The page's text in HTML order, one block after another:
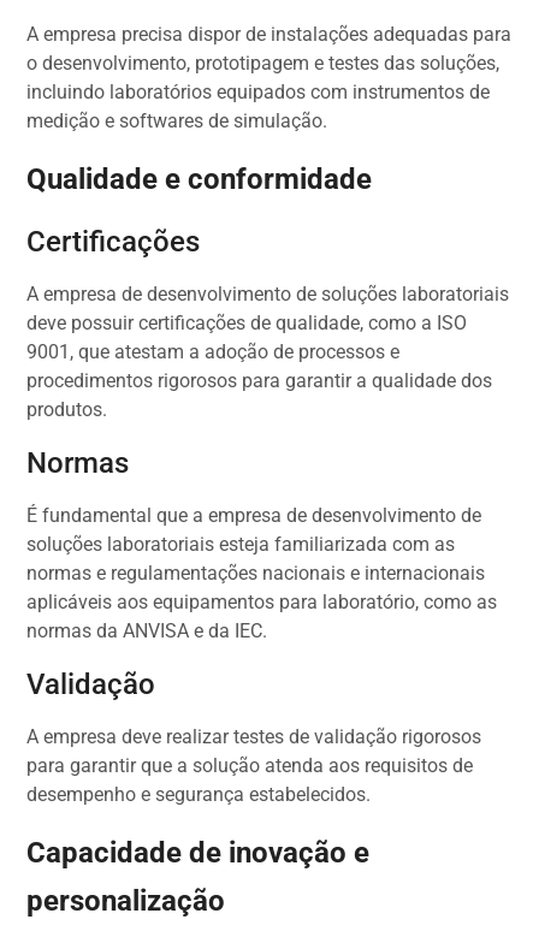
A empresa precisa dispor de instalações adequadas para
o desenvolvimento, prototipagem e testes das soluções,
incluindo laboratórios equipados com instrumentos de
medição e softwares de simulação.
Qualidade e conformidade
Certificações
A empresa de desenvolvimento de soluções laboratoriais
deve possuir certificações de qualidade, como a ISO
9001, que atestam a adoção de processos e
procedimentos rigorosos para garantir a qualidade dos
produtos.
Normas
É fundamental que a empresa de desenvolvimento de
soluções laboratoriais esteja familiarizada com as
normas e regulamentações nacionais e internacionais
aplicáveis aos equipamentos para laboratório, como as
normas da ANVISA e da IEC.
Validação
A empresa deve realizar testes de validação rigorosos
para garantir que a solução atenda aos requisitos de
desempenho e segurança estabelecidos.
Capacidade de inovação e
personalização